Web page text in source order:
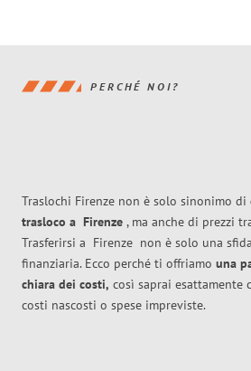
PERCHÉ NOI?
Traslochi Firenze non è solo sinonimo di
trasloco a Firenze , ma anche di prezzi
Trasferirsi a Firenze non è solo una
finanziaria. Ecco perché ti offriamo una
chiara dei costi, così saprai esattamente
costi nascosti o spese impreviste.